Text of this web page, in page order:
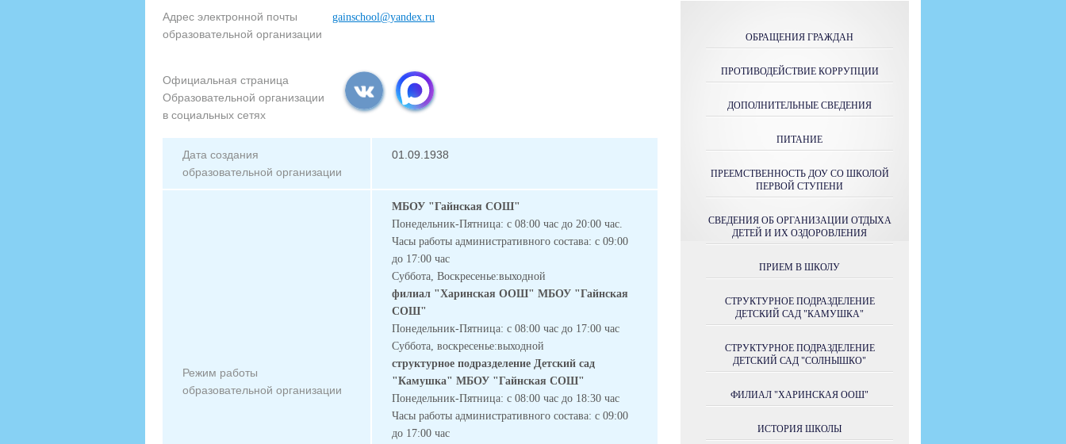
Адрес электронной почты
образовательной организации
gainschool@yandex.ru
Официальная страница
Образовательной организации
в социальных сетях
Дата создания
образовательной организации
01.09.1938
Режим работы
образовательной организации
МБОУ "Гайнская СОШ"
Понедельник-Пятница: с 08:00 час до 20:00 час.
Часы работы административного состава: с 09:00
до 17:00 час
Суббота, Воскресенье:выходной
филиал "Харинская ООШ" МБОУ "Гайнская
СОШ"
Понедельник-Пятница: с 08:00 час до 17:00 час
Суббота, воскресенье:выходной
структурное подразделение Детский сад
"Камушка" МБОУ "Гайнская СОШ"
Понедельник-Пятница: с 08:00 час до 18:30 час
Часы работы административного состава: с 09:00
до 17:00 час
ОБРАЩЕНИЯ ГРАЖДАН
ПРОТИВОДЕЙСТВИЕ КОРРУПЦИИ
ДОПОЛНИТЕЛЬНЫЕ СВЕДЕНИЯ
ПИТАНИЕ
ПРЕЕМСТВЕННОСТЬ ДОУ СО ШКОЛОЙ
ПЕРВОЙ СТУПЕНИ
СВЕДЕНИЯ ОБ ОРГАНИЗАЦИИ ОТДЫХА
ДЕТЕЙ И ИХ ОЗДОРОВЛЕНИЯ
ПРИЕМ В ШКОЛУ
СТРУКТУРНОЕ ПОДРАЗДЕЛЕНИЕ
ДЕТСКИЙ САД "КАМУШКА"
СТРУКТУРНОЕ ПОДРАЗДЕЛЕНИЕ
ДЕТСКИЙ САД "СОЛНЫШКО"
ФИЛИАЛ "ХАРИНСКАЯ ООШ"
ИСТОРИЯ ШКОЛЫ